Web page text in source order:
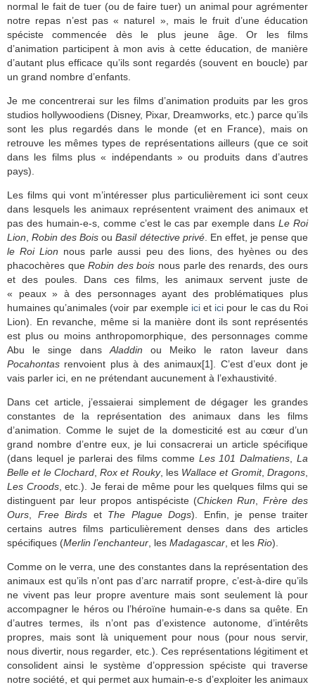
normal le fait de tuer (ou de faire tuer) un animal pour agrémenter
notre repas n’est pas « naturel », mais le fruit d’une éducation
spéciste commencée dès le plus jeune âge. Or les films
d’animation participent à mon avis à cette éducation, de manière
d’autant plus efficace qu’ils sont regardés (souvent en boucle) par
un grand nombre d’enfants.
Je me concentrerai sur les films d’animation produits par les gros
studios hollywoodiens (Disney, Pixar, Dreamworks, etc.) parce qu’ils
sont les plus regardés dans le monde (et en France), mais on
retrouve les mêmes types de représentations ailleurs (que ce soit
dans les films plus « indépendants » ou produits dans d’autres
pays).
Les films qui vont m’intéresser plus particulièrement ici sont ceux
dans lesquels les animaux représentent vraiment des animaux et
pas des humain-e-s, comme c’est le cas par exemple dansLe Roi
Lion,Robin des Bois ouBasil détective privé. En effet, je pense que
le Roi Lion nous parle aussi peu des lions, des hyènes ou des
phacochères queRobin des bois nous parle des renards, des ours
et des poules. Dans ces films, les animaux servent juste de
« peaux » à des personnages ayant des problématiques plus
humaines qu’animales (voir par exemple iciet ici pour le cas du Roi
Lion). En revanche, même si la manière dont ils sont représentés
est plus ou moins anthropomorphique, des personnages comme
Abu le singe dansAladdin ou Meiko le raton laveur dans
Pocahontas renvoient plus à des animaux[1]. C’est d’eux dont je
vais parler ici, en ne prétendant aucunement à l’exhaustivité.
Dans cet article, j’essaierai simplement de dégager les grandes
constantes de la représentation des animaux dans les films
d’animation. Comme le sujet de la domesticité est au cœur d’un
grand nombre d’entre eux, je lui consacrerai un article spécifique
(dans lequel je parlerai des films comme Les 101 Dalmatiens,La
Belle et le Clochard,Rox et Rouky, les Wallace et Gromit,Dragons,
Les Croods, etc.). Je ferai de même pour les quelques films qui se
distinguent par leur propos antispéciste (Chicken Run, Frère des
Ours, Free Birds et The Plague Dogs). Enfin, je pense traiter
certains autres films particulièrement denses dans des articles
spécifiques (Merlin l’enchanteur, les Madagascar, et les Rio).
Comme on le verra, une des constantes dans la représentation des
animaux est qu’ils n’ont pas d’arc narratif propre, c’est-à-dire qu’ils
ne vivent pas leur propre aventure mais sont seulement là pour
accompagner le héros ou l’héroïne humain-e-s dans sa quête. En
d’autres termes, ils n’ont pas d’existence autonome, d’intérêts
propres, mais sont là uniquement pour nous (pour nous servir,
nous divertir, nous regarder, etc.). Ces représentations légitiment et
consolident ainsi le système d’oppression spéciste qui traverse
notre société, et qui permet aux humain-e-s d’exploiter les animaux